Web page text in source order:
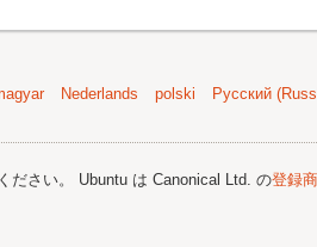
Nederlands polski Русский
ださい。 Ubuntu は Canonical Ltd. の登録